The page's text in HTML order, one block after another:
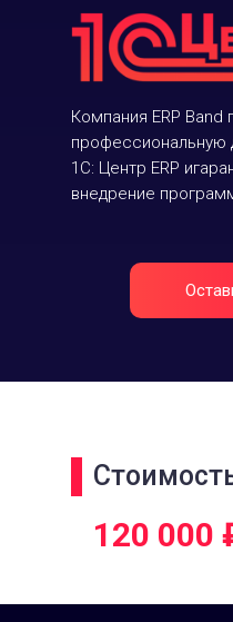
Компания ERP
профессиональную
1С: Центр ERP
внедрение
120 000